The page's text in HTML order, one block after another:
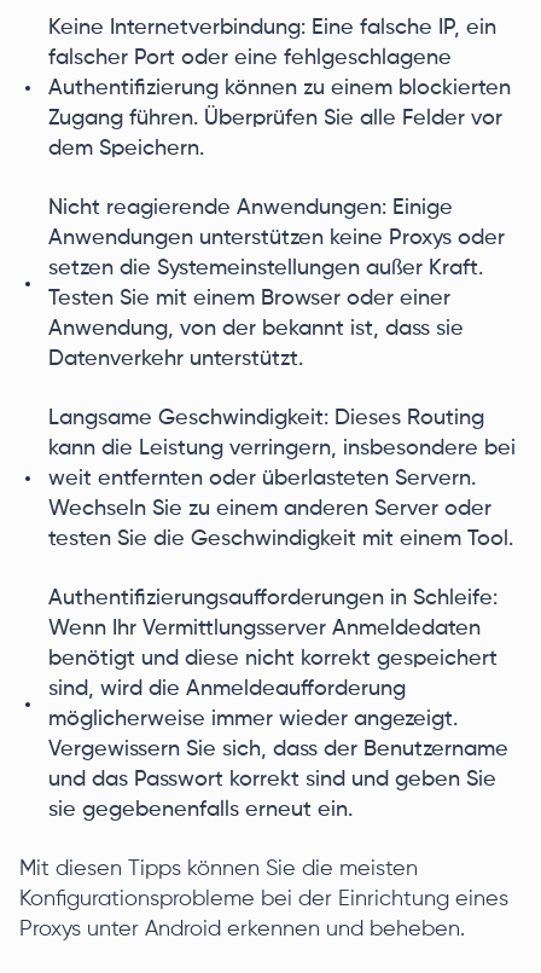
Keine Internetverbindung: Eine falsche IP, ein
falscher Port oder eine fehlgeschlagene
Authentifizierung können zu einem blockierten
Zugang führen. Überprüfen Sie alle Felder vor
dem Speichern.
Nicht reagierende Anwendungen: Einige
Anwendungen unterstützen keine Proxys oder
setzen die Systemeinstellungen außer Kraft.
Testen Sie mit einem Browser oder einer
Anwendung, von der bekannt ist, dass sie
Datenverkehr unterstützt.
Langsame Geschwindigkeit: Dieses Routing
kann die Leistung verringern, insbesondere bei
weit entfernten oder überlasteten Servern.
Wechseln Sie zu einem anderen Server oder
testen Sie die Geschwindigkeit mit einem Tool.
Authentifizierungsaufforderungen in Schleife:
Wenn Ihr Vermittlungsserver Anmeldedaten
benötigt und diese nicht korrekt gespeichert
sind, wird die Anmeldeaufforderung
möglicherweise immer wieder angezeigt.
Vergewissern Sie sich, dass der Benutzername
und das Passwort korrekt sind und geben Sie
sie gegebenenfalls erneut ein.
Mit diesen Tipps können Sie die meisten
Konfigurationsprobleme bei der Einrichtung eines
Proxys unter Android erkennen und beheben.